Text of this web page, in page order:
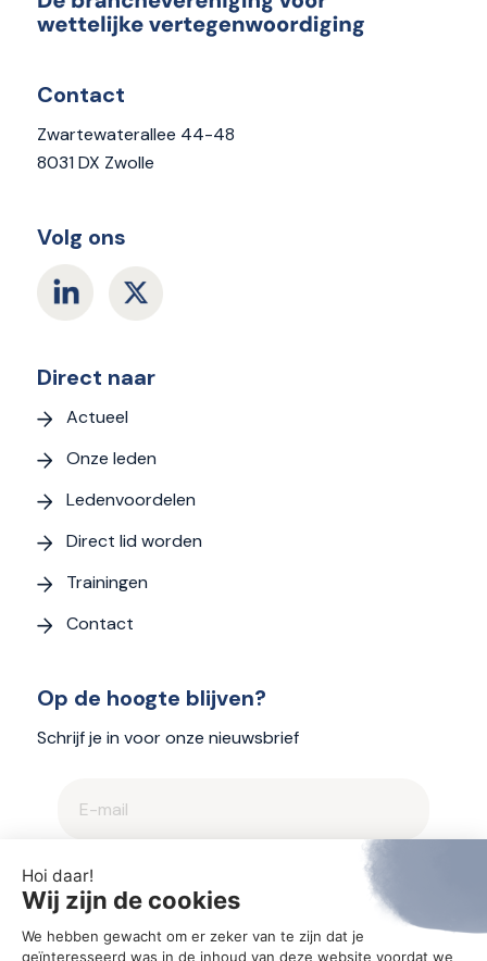
Contact
Zwartewaterallee 44-48
8031 DX Zwolle
Volg ons
Direct naar
Actueel
Onze leden
Ledenvoordelen
Direct lid worden
Trainingen
Contact
Op de hoogte blijven?
Schrijf je in voor onze nieuwsbrief